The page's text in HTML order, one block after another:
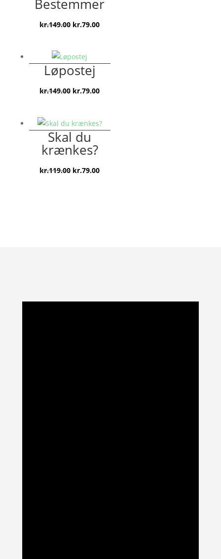
Bestemmer
kr.149.00 Den
var:
kr.149.00.
kr.79.00Den
er:
Løpostej
kr.149.00 Den
var:
kr.149.00.
kr.79.00Den
er:
Skal du
krænkes?
kr.119.00 Den
kr.79.00Den